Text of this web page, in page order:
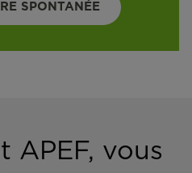
SPONTANÉE
APEF, vous